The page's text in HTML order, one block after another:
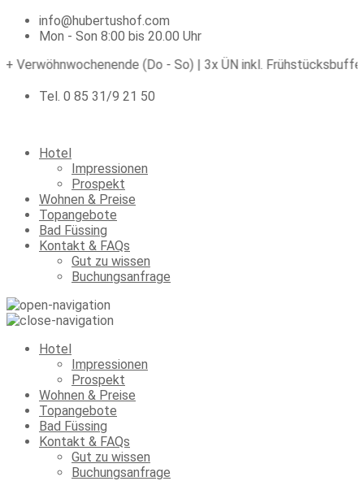
info@hubertushof.com
Mon - Son 8:00 bis 20.00 Uhr
Verwöhnwochenende (Do - So) | 3x ÜN inkl.
Tel. 0 85 31/9 21 50
Hotel
Impressionen
Prospekt
Wohnen & Preise
Topangebote
Bad Füssing
Kontakt & FAQs
Gut zu wissen
Buchungsanfrage
Hotel
Impressionen
Prospekt
Wohnen & Preise
Topangebote
Bad Füssing
Kontakt & FAQs
Gut zu wissen
Buchungsanfrage